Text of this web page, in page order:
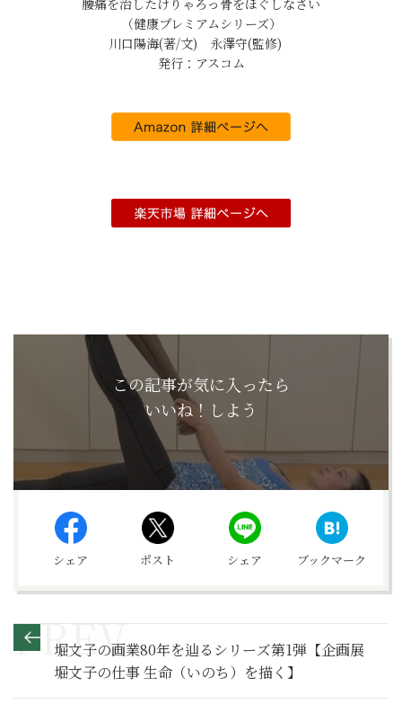
腰痛を治したけりゃろっ骨をほぐしなさい
（健康プレミアムシリーズ）
川口陽海(著/文) 永澤守(監修)
発行：アスコム
この記事が気に入ったら
いいね！しよう
シェア ポスト シェア ブックマーク
堀文子の画業80年を辿るシリーズ第1弾【企画展
堀文子の仕事 生命（いのち）を描く】